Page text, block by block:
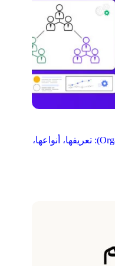
الهياكل التنظيمية (Organizational Structures): تعريفها، أنواعها،